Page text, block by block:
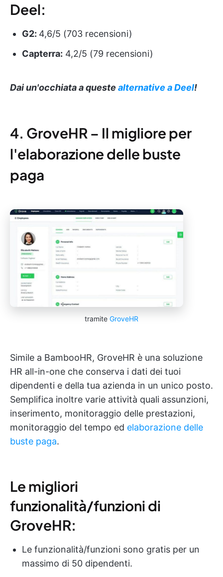
Deel:
G2: 4,6/5 (703 recensioni)
Capterra: 4,2/5 (79 recensioni)
Dai un'occhiata a queste alternative a Deel!
4. GroveHR – Il migliore per
l'elaborazione delle buste
paga
tramite GroveHR
Simile a BambooHR, GroveHR è una soluzione
HR all-in-one che conserva i dati dei tuoi
dipendenti e della tua azienda in un unico posto.
Semplifica inoltre varie attività quali assunzioni,
inserimento, monitoraggio delle prestazioni,
monitoraggio del tempo ed elaborazione delle
buste paga.
Le migliori
funzionalità/funzioni di
GroveHR:
Le funzionalità/funzioni sono gratis per un
massimo di 50 dipendenti.